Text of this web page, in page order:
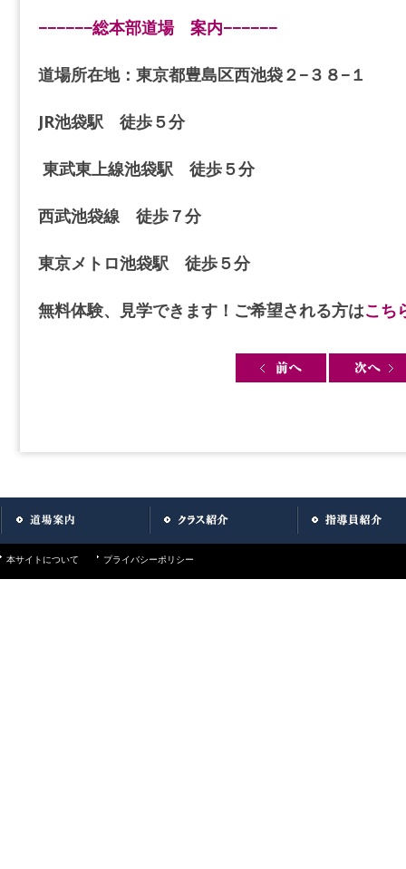
−−−−−−総本部道場 案内−−−−−−
道場所在地：東京都豊島区西池袋２−３８−１
JR池袋駅 徒歩５分
東武東上線池袋駅 徒歩５分
西武池袋線 徒歩７分
東京メトロ池袋駅 徒歩５分
無料体験、見学できます！ご希望される方はこち
本サイトについて プライバシーポリシー